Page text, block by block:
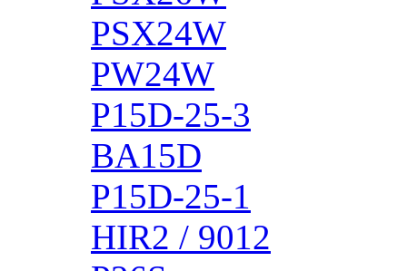
PSX24W
PW24W
P15D-25-3
BA15D
P15D-25-1
HIR2 / 9012